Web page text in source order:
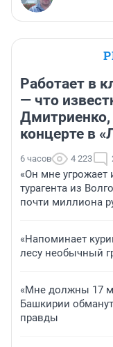
Работает в
— что
Дмитриенко,
концерте в
6 часов 4 223
«Он мне угрожает
турагента из
почти миллиона
«Напоминает
лесу необычный
«Мне должны 17
Башкирии
правды